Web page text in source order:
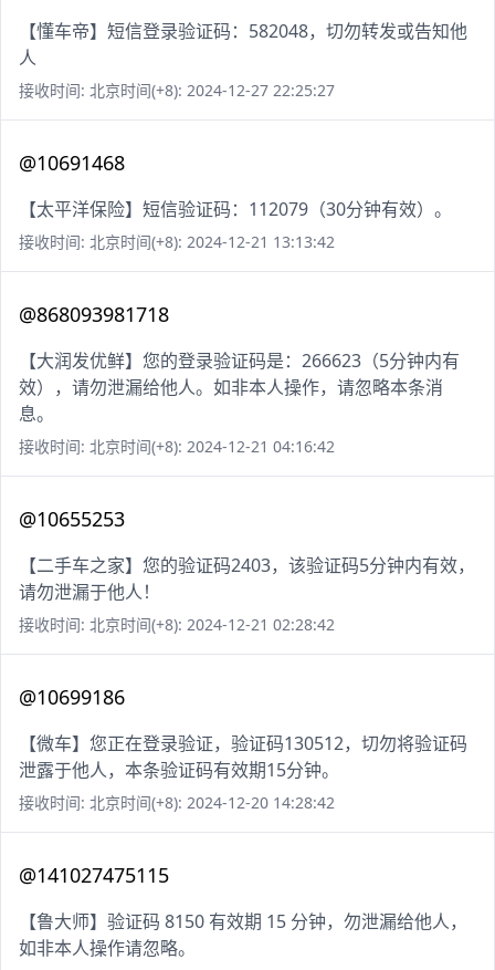
【懂车帝】短信登录验证码：582048，切勿转发或告知他
人
接收时间: 北京时间(+8): 2024-12-27 22:25:27
@10691468
【太平洋保险】短信验证码：112079（30分钟有效）。
接收时间: 北京时间(+8): 2024-12-21 13:13:42
@868093981718
【大润发优鲜】您的登录验证码是：266623（5分钟内有
效），请勿泄漏给他人。如非本人操作，请忽略本条消
息。
接收时间: 北京时间(+8): 2024-12-21 04:16:42
@10655253
【二手车之家】您的验证码2403，该验证码5分钟内有效，
请勿泄漏于他人！
接收时间: 北京时间(+8): 2024-12-21 02:28:42
@10699186
【微车】您正在登录验证，验证码130512，切勿将验证码
泄露于他人，本条验证码有效期15分钟。
接收时间: 北京时间(+8): 2024-12-20 14:28:42
@141027475115
【鲁大师】验证码 8150 有效期 15 分钟，勿泄漏给他人，
如非本人操作请忽略。